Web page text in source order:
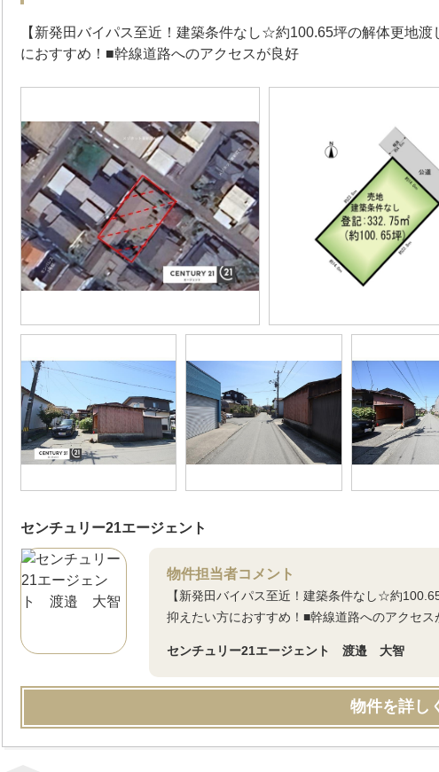
【新発田バイパス至近！建築条件なし☆約100.65坪の解体更地
におすすめ！■幹線道路へのアクセスが良好
センチュリー21エージェント
物件担当者コメント
【新発田バイパス至近！建築条件なし☆約
抑えたい方におすすめ！■幹線道路へのアクセス
センチュリー21エージェント 渡邉 大智
物件を詳し